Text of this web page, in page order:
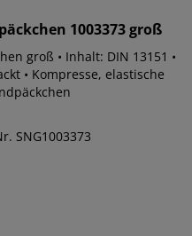
1003373 groß
• Kompresse, elastische
SNG1003373